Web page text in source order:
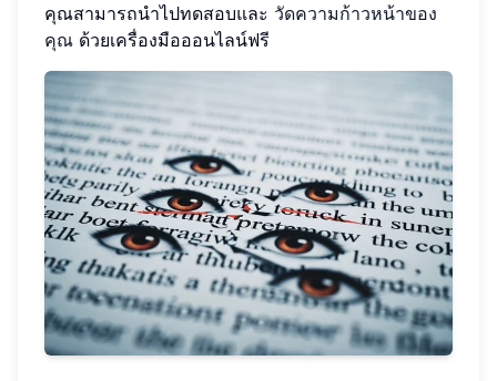
คุณสามารถนำไปทดสอบและ วัดความก้าวหน้าของ
คุณ ด้วยเครื่องมือออนไลน์ฟรี